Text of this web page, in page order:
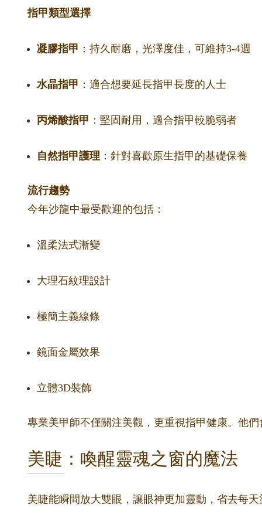
指甲類型選擇
凝膠指甲 ：持久耐磨，光澤度佳，可維持3-4週
水晶指甲 ：適合想要延長指甲長度的人士
丙烯酸指甲 ：堅固耐用，適合指甲較脆弱者
自然指甲護理 ：針對喜歡原生指甲的基礎保養
流行趨勢
今年沙龍中最受歡迎的包括：
溫柔法式漸變
大理石紋理設計
極簡主義線條
鏡面金屬效果
立體3D裝飾
專業美甲師不僅關注美觀，更重視指甲健康。他
美睫：喚醒靈魂之窗的魔法
美睫能瞬間放大雙眼，讓眼神更加靈動，省去每